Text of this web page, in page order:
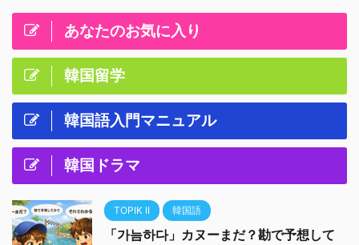
あなたのお気に入り
韓国留学
韓国語入門マニュアル
韓国ドラマ
TOPIK II 韓国語
「가늠하다」カヌーまだ？勘で予想して